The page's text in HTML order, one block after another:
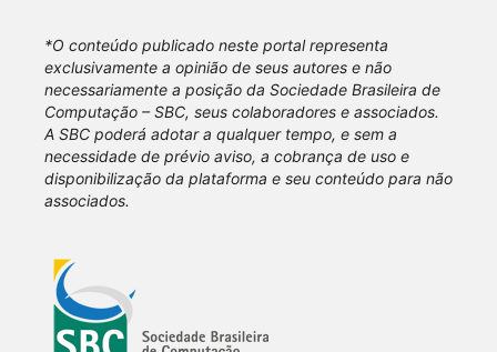
*O conteúdo publicado neste portal representa
exclusivamente a opinião de seus autores e não
necessariamente a posição da Sociedade Brasileira de
Computação – SBC, seus colaboradores e associados.
A SBC poderá adotar a qualquer tempo, e sem a
necessidade de prévio aviso, a cobrança de uso e
disponibilização da plataforma e seu conteúdo para não
associados.